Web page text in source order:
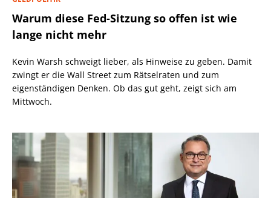
Warum diese Fed-Sitzung so offen ist wie
lange nicht mehr
Kevin Warsh schweigt lieber, als Hinweise zu geben. Damit
zwingt er die Wall Street zum Rätselraten und zum
eigenständigen Denken. Ob das gut geht, zeigt sich am
Mittwoch.